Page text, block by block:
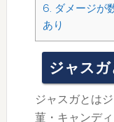
6. ダメージが
あり
ジャス
ジャスガとは
菫・キャンデ